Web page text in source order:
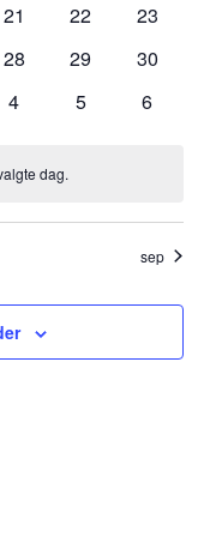
0
21
0
22
0
23
0
28
0
29
0
30
0
4
0
5
0
6
dag.
sep